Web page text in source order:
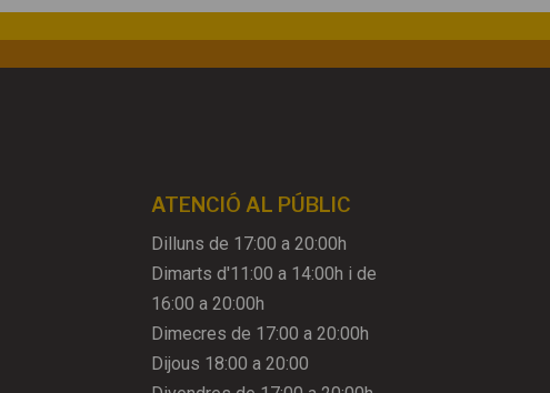
ATENCIÓ AL PÚBLIC
Dilluns de 17:00 a 20:00h
Dimarts d'11:00 a 14:00h i de
16:00 a 20:00h
Dimecres de 17:00 a 20:00h
Dijous 18:00 a 20:00